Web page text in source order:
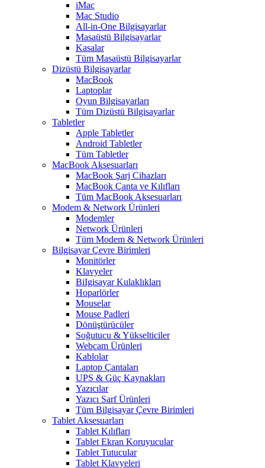
iMac
Mac Studio
All-in-One Bilgisayarlar
Masaüstü Bilgisayarlar
Kasalar
Tüm Masaüstü Bilgisayarlar
Dizüstü Bilgisayarlar
MacBook
Laptoplar
Oyun Bilgisayarları
Tüm Dizüstü Bilgisayarlar
Tabletler
Apple Tabletler
Android Tabletler
Tüm Tabletler
MacBook Aksesuarları
MacBook Şarj Cihazları
MacBook Çanta ve Kılıfları
Tüm MacBook Aksesuarları
Modem & Network Ürünleri
Modemler
Network Ürünleri
Tüm Modem & Network Ürünleri
Bilgisayar Çevre Birimleri
Monitörler
Klavyeler
BiIgisayar Kulaklıkları
Hoparlörler
Mouselar
Mouse Padleri
Dönüştürücüler
Soğutucu & Yükselticiler
Webcam Ürünleri
Kablolar
Laptop Çantaları
UPS & Güç Kaynakları
Yazıcılar
Yazıcı Sarf Ürünleri
Tüm Bilgisayar Çevre Birimleri
Tablet Aksesuarları
Tablet Kılıfları
Tablet Ekran Koruyucular
Tablet Tutucular
Tablet Klavyeleri